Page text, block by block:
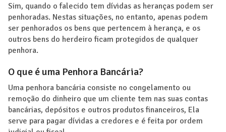
Sim, quando o falecido tem dívidas as heranças podem ser
penhoradas. Nestas situações, no entanto, apenas podem
ser penhorados os bens que pertencem à herança, e os
outros bens do herdeiro ficam protegidos de qualquer
penhora.
O que é uma Penhora Bancária?
Uma penhora bancária consiste no congelamento ou
remoção do dinheiro que um cliente tem nas suas contas
bancárias, depósitos e outros produtos financeiros, Ela
serve para pagar dívidas a credores e é feita por ordem